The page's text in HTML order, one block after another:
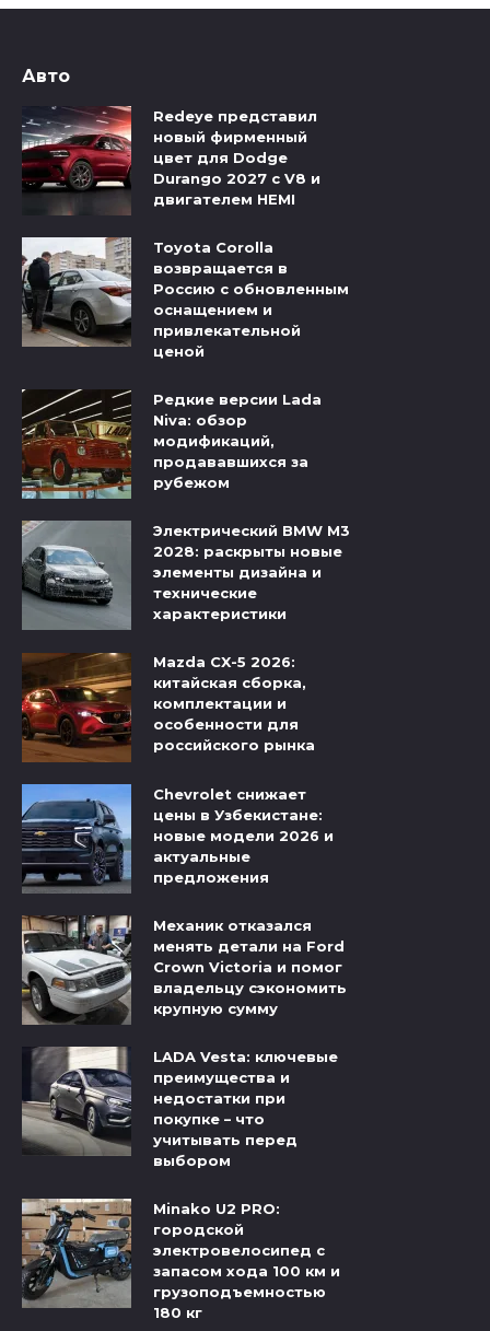
Авто
Redeye представил
новый фирменный
цвет для Dodge
Durango 2027 с V8 и
двигателем HEMI
Toyota Corolla
возвращается в
Россию с обновленным
оснащением и
привлекательной
ценой
Редкие версии Lada
Niva: обзор
модификаций,
продававшихся за
рубежом
Электрический BMW M3
2028: раскрыты новые
элементы дизайна и
технические
характеристики
Mazda CX-5 2026:
китайская сборка,
комплектации и
особенности для
российского рынка
Chevrolet снижает
цены в Узбекистане:
новые модели 2026 и
актуальные
предложения
Механик отказался
менять детали на Ford
Crown Victoria и помог
владельцу сэкономить
крупную сумму
LADA Vesta: ключевые
преимущества и
недостатки при
покупке – что
учитывать перед
выбором
Minako U2 PRO:
городской
электровелосипед с
запасом хода 100 км и
грузоподъемностью
180 кг